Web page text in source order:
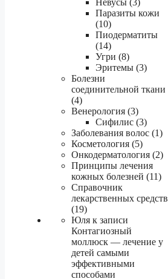
Невусы (3)
Паразиты кожи
(10)
Пиодерматиты
(14)
Угри (8)
Эритемы (3)
Болезни
соединительной ткани
(4)
Венерология (3)
Сифилис (3)
Заболевания волос (1)
Косметология (5)
Онкодерматология (2)
Принципы лечения
кожных болезней (11)
Справочник
лекарственных средств
(19)
Юля к записи
Контагиозный
моллюск — лечение у
детей самыми
эффективными
способами